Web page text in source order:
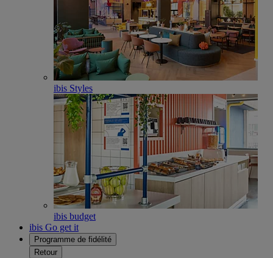
ibis Styles
ibis budget
ibis Go get it
Programme de fidélité
Retour